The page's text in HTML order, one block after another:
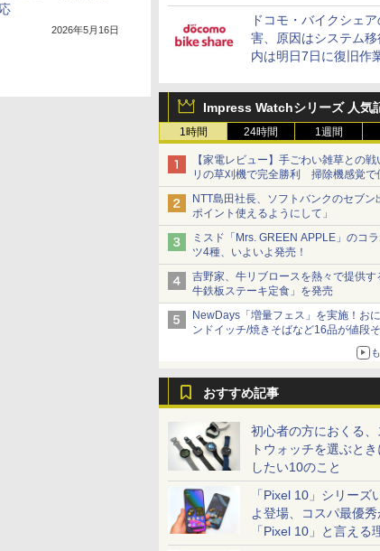
ドコモ・バイクシェ
害、原因はシステム
内は明日7日に復旧作
Impress Watchシリーズ 人気
1時間 24時間 1週間
【家電レビュー】手ごわい雑草との戦
リの草刈機で完全勝利 掃除機感覚で
NTT島田社長、ソフトバンクのセブン
ポイント使えるようにして」
ミスド「Mrs. GREEN APPLE」のコ
ツ4種、いよいよ発売！
吉野家、牛リブロースを熱々で提供す
牛鉄板ステーキ定食」を発売
NewDays「増量フェス」を実施！お
ンドイッチ/焼きそばなど16品が値段
おすすめ記事
初心者の方におくる、
トウォッチを選ぶと
したい10のこと
「Pixel 10」シリーズ
よ登場、コスパ最優秀
「Pixel 10」と言える
2026年5月16日